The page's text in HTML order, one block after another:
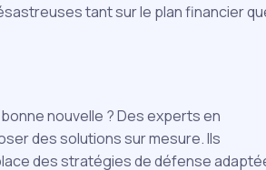
tant sur le plan financier
nouvelle ? Des experts en
des solutions sur mesure. Ils
des stratégies de défense